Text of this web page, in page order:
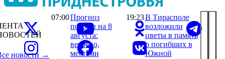
новости →
07:00Прогноз
погоды на 8
августа:
ветрено,
местами
19:23В Тирасполе
возложили
цветы в память
о погибших в
Южной